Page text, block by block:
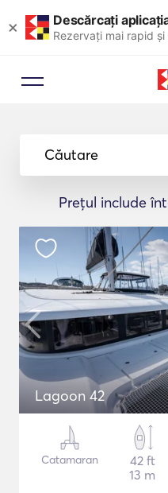
× Descărcați
Rezervați mai rapid și
Căutare
Prețul include
Lagoon 42
Catamaran
42 ft
13 m